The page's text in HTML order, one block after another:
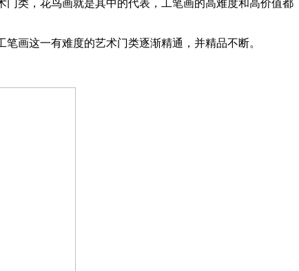
门类，花鸟画就是其中的代表，工笔画的高难度和高价值都
画这一有难度的艺术门类逐渐精通，并精品不断。